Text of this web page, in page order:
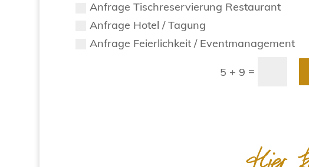
Anfrage Tischreservierung Restaurant
Anfrage Hotel / Tagung
Anfrage Feierlichkeit / Eventmanagement
5 + 9 =